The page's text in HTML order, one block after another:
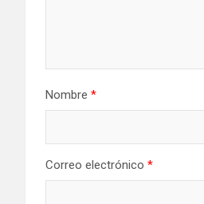
Nombre *
Correo electrónico *